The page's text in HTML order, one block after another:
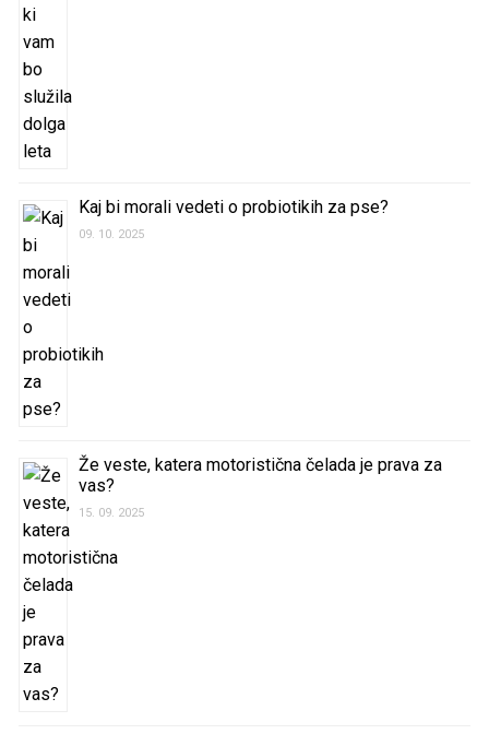
Kaj bi morali vedeti o probiotikih za pse?
09. 10. 2025
Že veste, katera motoristična čelada je prava za
vas?
15. 09. 2025